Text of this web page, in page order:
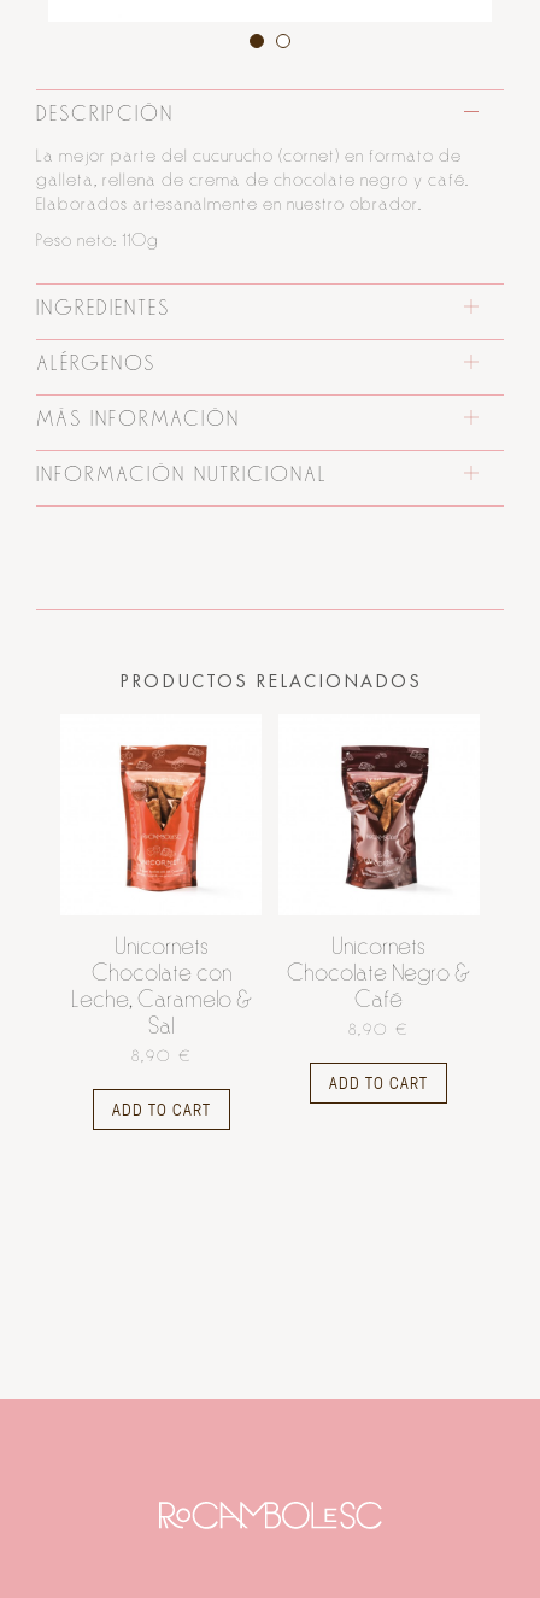
DESCRIPCIÓN
La mejor parte del cucurucho (cornet) en formato de
galleta, rellena de crema de chocolate negro y café.
Elaborados artesanalmente en nuestro obrador.
Peso neto: 110g
INGREDIENTES
ALÉRGENOS
MÁS INFORMACIÓN
INFORMACIÓN NUTRICIONAL
PRODUCTOS RELACIONADOS
Unicornets
Chocolate con
Leche, Caramelo &
Sal
8,90 €
ADD TO CART
Unicornets
Chocolate Negro &
Café
8,90 €
ADD TO CART